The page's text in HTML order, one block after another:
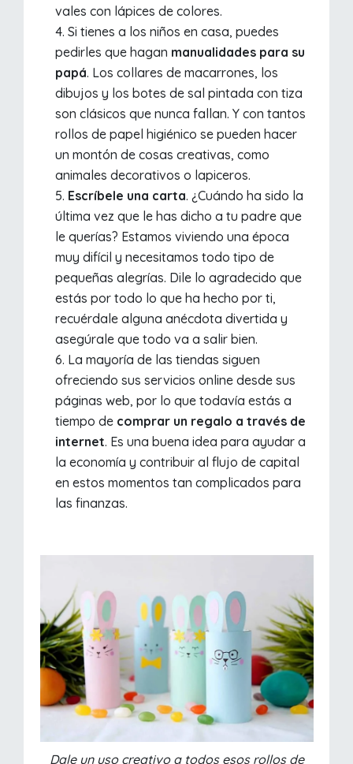
vales con lápices de colores.
Si tienes a los niños en casa, puedes
pedirles que hagan manualidades para su
papá. Los collares de macarrones, los
dibujos y los botes de sal pintada con tiza
son clásicos que nunca fallan. Y con tantos
rollos de papel higiénico se pueden hacer
un montón de cosas creativas, como
animales decorativos o lapiceros.
Escríbele una carta. ¿Cuándo ha sido la
última vez que le has dicho a tu padre que
le querías? Estamos viviendo una época
muy difícil y necesitamos todo tipo de
pequeñas alegrías. Dile lo agradecido que
estás por todo lo que ha hecho por ti,
recuérdale alguna anécdota divertida y
asegúrale que todo va a salir bien.
La mayoría de las tiendas siguen
ofreciendo sus servicios online desde sus
páginas web, por lo que todavía estás a
tiempo de comprar un regalo a través de
internet. Es una buena idea para ayudar a
la economía y contribuir al flujo de capital
en estos momentos tan complicados para
las finanzas.
Dale un uso creativo a todos esos rollos de